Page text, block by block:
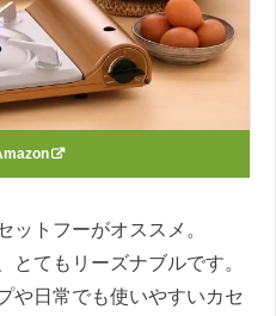
ットフーがオススメ。
とてもリーズナブルです。
や日常でも使いやすいカセ